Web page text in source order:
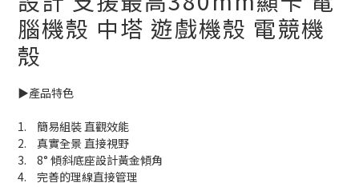
腦機殼 中塔 遊戲機殼 電競機
殼
▶️產品特色
1.	簡易組裝 直觀效能
2.	真實全景 直接視野
3.	8° 傾斜底座設計黃金傾角
4.	完善的理線直接管理